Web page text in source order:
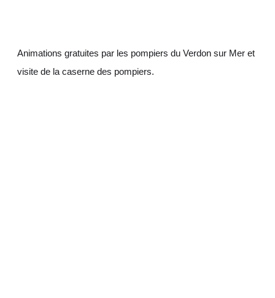
Animations gratuites par les pompiers du Verdon sur Mer et
visite de la caserne des pompiers.